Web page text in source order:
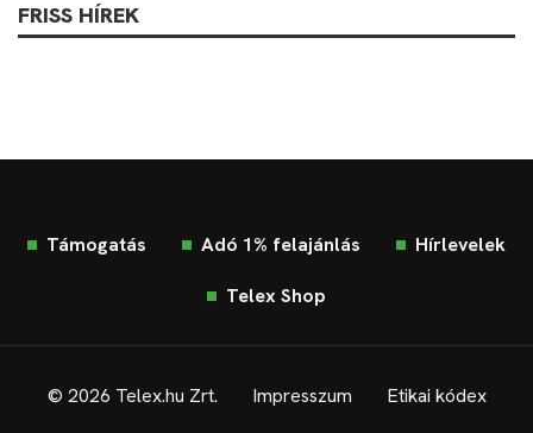
FRISS HÍREK
Támogatás Adó 1% felajánlás Hírlevelek
Telex Shop
© 2026 Telex.hu Zrt. Impresszum Etikai kódex